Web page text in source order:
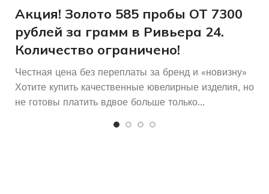
Акция! Золото 585 пробы ОТ 7300
рублей за грамм в Ривьера 24.
Количество ограничено!
Честная цена без переплаты за бренд и «новизну»
Хотите купить качественные ювелирные изделия, но
не готовы платить вдвое больше только...